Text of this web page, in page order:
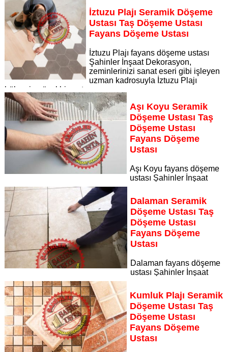
Sayfaya Git
İztuzu Plajı Seramik Döşeme
Ustası Taş Döşeme Ustası
Fayans Döşeme Ustası
İztuzu Plajı fayans döşeme ustası
Şahinler İnşaat Dekorasyon,
zeminlerinizi sanat eseri gibi işleyen
uzman kadrosuyla İztuzu Plajı
bölgesine özel hizmet sunuyor
Sayfaya Git
Aşı Koyu Seramik
Döşeme Ustası Taş
Döşeme Ustası
Fayans Döşeme
Ustası
Aşı Koyu fayans döşeme
ustası Şahinler İnşaat
Dekorasyon, zeminlerinizi sanat eseri gibi işleyen uzman
kadrosuyla Aşı Koyu bölgesine özel hizmet sunuyor
Sayfaya Git
Dalaman Seramik
Döşeme Ustası Taş
Döşeme Ustası
Fayans Döşeme
Ustası
Dalaman fayans döşeme
ustası Şahinler İnşaat
Dekorasyon, zeminlerinizi sanat eseri gibi işleyen uzman
kadrosuyla Dalaman bölgesine özel hizmet sunuyor
Sayfaya Git
Kumluk Plajı Seramik
Döşeme Ustası Taş
Döşeme Ustası
Fayans Döşeme
Ustası